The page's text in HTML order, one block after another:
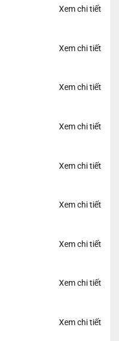
Xem chi tiết
Xem chi tiết
Xem chi tiết
Xem chi tiết
Xem chi tiết
Xem chi tiết
Xem chi tiết
Xem chi tiết
Xem chi tiết